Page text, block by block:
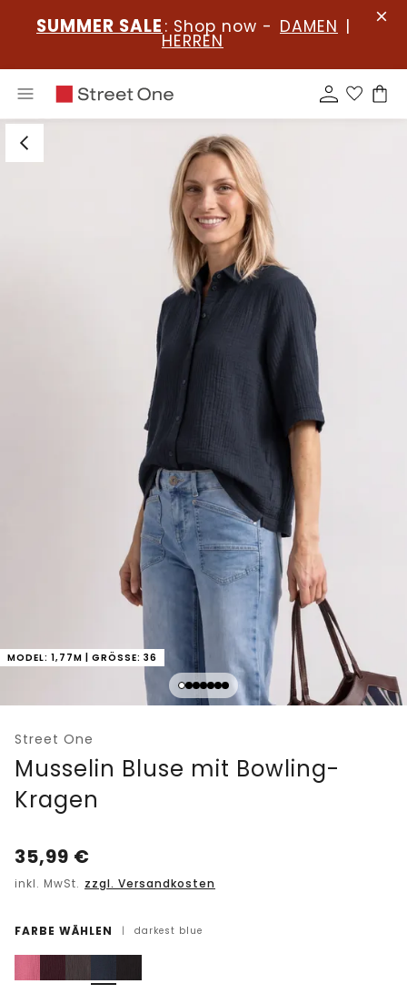
SUMMER SALE : Shop now - DAMEN |
HERREN
MODEL: 1,77M | GRÖSSE: 36
Street One
Musselin Bluse mit Bowling-
Kragen
35,99 €
inkl. MwSt. zzgl. Versandkosten
FARBE WÄHLEN | darkest blue